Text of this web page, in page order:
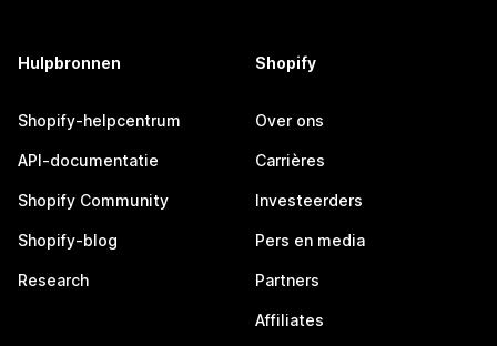
Hulpbronnen
Shopify-helpcentrum
API-documentatie
Shopify Community
Shopify-blog
Research
Shopify
Over ons
Carrières
Investeerders
Pers en media
Partners
Affiliates